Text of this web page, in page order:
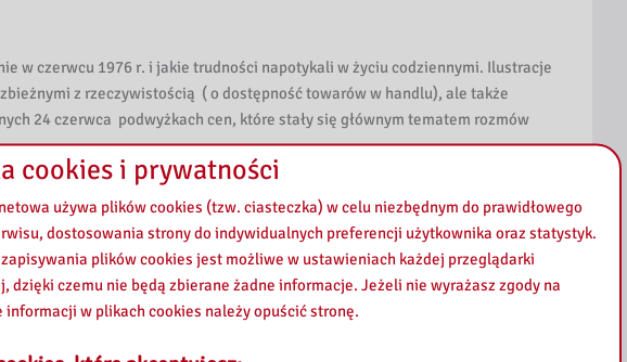
w czerwcu 1976 r. i jakie trudności napotykali w życiu codziennymi. Ilustracje
z rzeczywistością ( o dostępność towarów w handlu), ale także
24 czerwca podwyżkach cen, które stały się głównym tematem rozmów
w dniu 25 czerwca 1976 r. w Radomiu, począwszy od godz. 6.30, gdy
wtargnęła do gmachu Komitetu Wojewódzkiego KCPZ. Trzy Ilustracje to
miasta oraz wnętrze budynku Komitetu.
cookies i prywatności
używa plików cookies (tzw. ciasteczka) w celu niezbędnym do prawidłowego
dostosowania strony do indywidualnych preferencji użytkownika oraz statystyk.
zapisywania plików cookies jest możliwe w ustawieniach każdej przeglądarki
dzięki czemu nie będą zbierane żadne informacje. Jeżeli nie wyrażasz zgody na
informacji w plikach cookies należy opuścić stronę.